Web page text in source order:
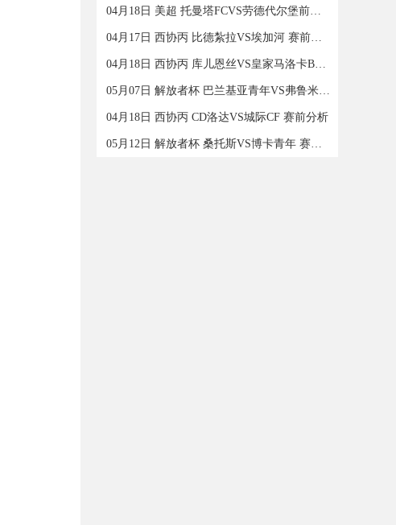
04月18日 美超 托曼塔FCVS劳德代尔堡前锋 赛前分析
04月17日 西协丙 比德紮拉VS埃加河 赛前分析
04月18日 西协丙 库儿恩丝VS皇家马洛卡B队 赛前分析
05月07日 解放者杯 巴兰基亚青年VS弗鲁米嫩塞 赛前分析
04月18日 西协丙 CD洛达VS城际CF 赛前分析
05月12日 解放者杯 桑托斯VS博卡青年 赛前分析